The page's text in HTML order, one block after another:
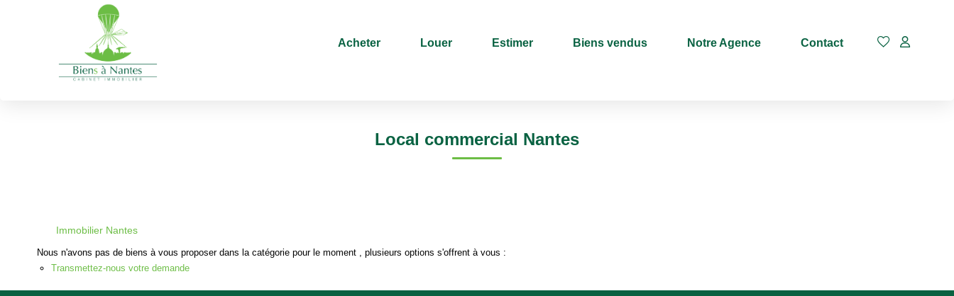
Acheter Louer Estimer Biens vendus Notre Agence Contact
Recherche par ville
Acheter
Type de transaction Type de bien
Local commercial Nantes
Immobilier Nantes
Nous n'avons pas de biens à vous proposer dans la catégorie pour le moment , plusieurs options s'offrent à vous :
Transmettez-nous votre demande